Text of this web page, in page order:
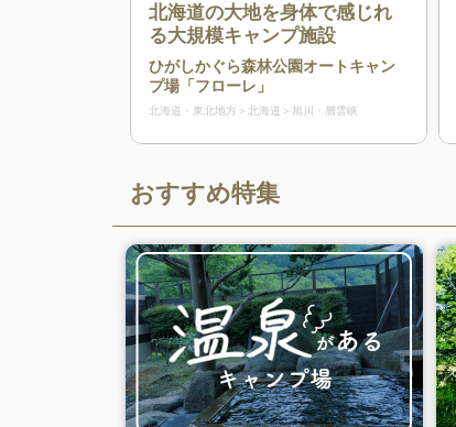
北海道の大地を身体で感じれ
る大規模キャンプ施設
ひがしかぐら森林公園オートキャン
プ場「フローレ」
北海道・東北地方 北海道 旭川・層雲峡
おすすめ特集